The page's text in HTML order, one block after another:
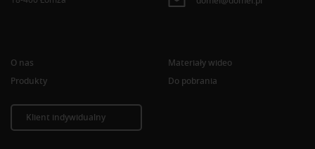
O nas
Produkty
Materiały wideo
Do pobrania
Klient indywidualny